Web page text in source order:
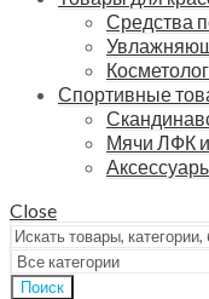
Средства
Спортивные
Мячи ЛФК
Close
Поиск